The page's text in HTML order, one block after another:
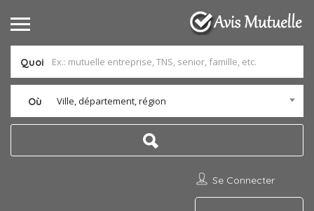
Quoi
Où Ville, département, région
Se Connecter